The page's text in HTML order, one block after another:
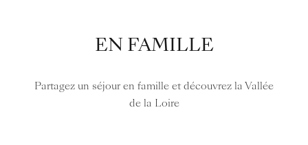
EN FAMILLE
Partagez un séjour en famille et découvrez la Vallée
de la Loire